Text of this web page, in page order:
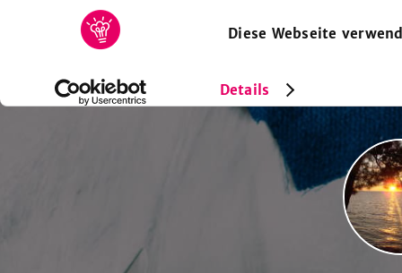
Diese Webseite
Details
REZEPTE SAMMLUNGEN MAGAZIN